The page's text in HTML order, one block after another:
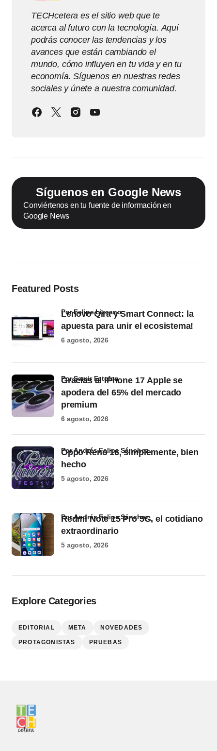
TECHcetera es el sitio web que te
acerca al futuro con la tecnología. Aquí
podrás conocer las tendencias y los
avances que están cambiando el
mundo, cómo influyen en tu vida y en tu
economía. Síguenos en nuestras redes
sociales y únete a nuestra comunidad.
Síguenos en Google News
Conviértenos en tu fuente de información en
Google News
Featured Posts
Lenovo Qira y Smart Connect: la
apuesta para unir el ecosistema!
por Felipe Lizcano
6 agosto, 2026
Gracias al iPhone 17 Apple se
apodera del 65% del mercado
premium
por Samir Estefan
6 agosto, 2026
Oppo Reno 16, simplemente, bien
hecho
por Andrés Felipe Sánchez
5 agosto, 2026
Redmi Note 15 Pro 5G, el cotidiano
extraordinario
por Andrés Felipe Sánchez
5 agosto, 2026
Explore Categories
EDITORIAL META NOVEDADES
PROTAGONISTAS PRUEBAS